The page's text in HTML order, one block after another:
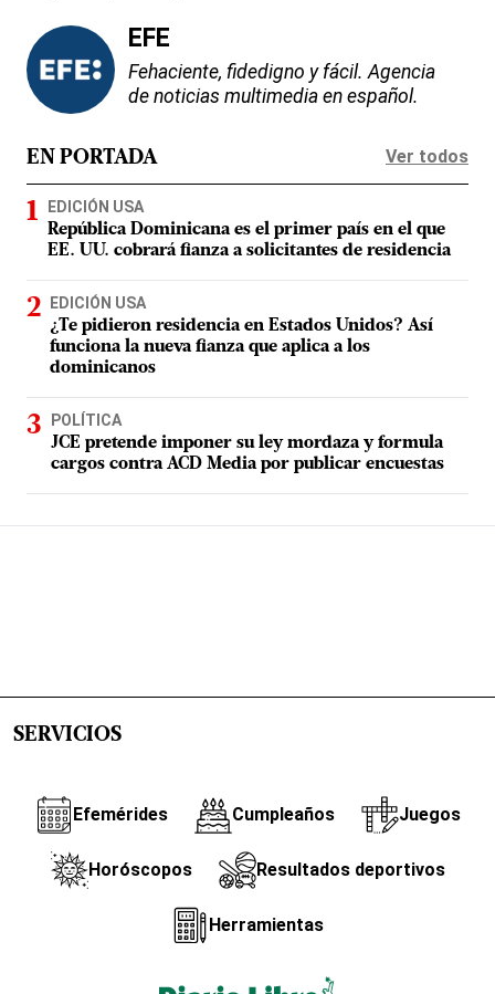
EFE
Fehaciente, fidedigno y fácil. Agencia
de noticias multimedia en español.
EN PORTADA Ver todos
EDICIÓN USA
República Dominicana es el primer país en el que
EE. UU. cobrará fianza a solicitantes de residencia
EDICIÓN USA
¿Te pidieron residencia en Estados Unidos? Así
funciona la nueva fianza que aplica a los
dominicanos
POLÍTICA
JCE pretende imponer su ley mordaza y formula
cargos contra ACD Media por publicar encuestas
SERVICIOS
Efemérides Cumpleaños Juegos
Horóscopos Resultados deportivos
Herramientas